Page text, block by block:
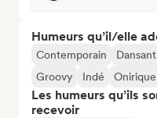
Humeurs qu’il/elle
Contemporain Dansant
Groovy
Indé Onirique
Les humeurs qu’ils
recevoir